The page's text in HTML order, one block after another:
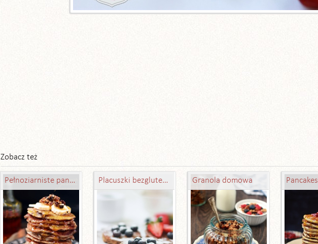
Zobacz też
Pełnoziarniste pancakes z bananami Placuszki bezglutenowe Granola domowa Pancakes